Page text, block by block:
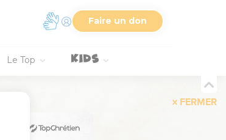
Faire un don
Le Top
FERMER